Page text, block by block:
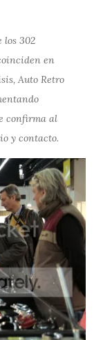
los 302
en
Auto Retro
confirma al
y contacto.